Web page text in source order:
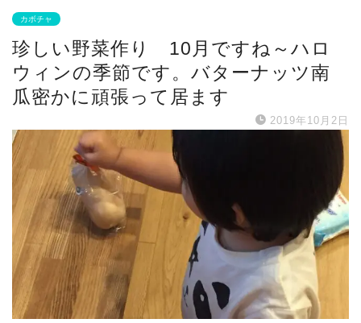
カボチャ
珍しい野菜作り 10月ですね～ハロ
ウィンの季節です。バターナッツ南
瓜密かに頑張って居ます
2019年10月2日